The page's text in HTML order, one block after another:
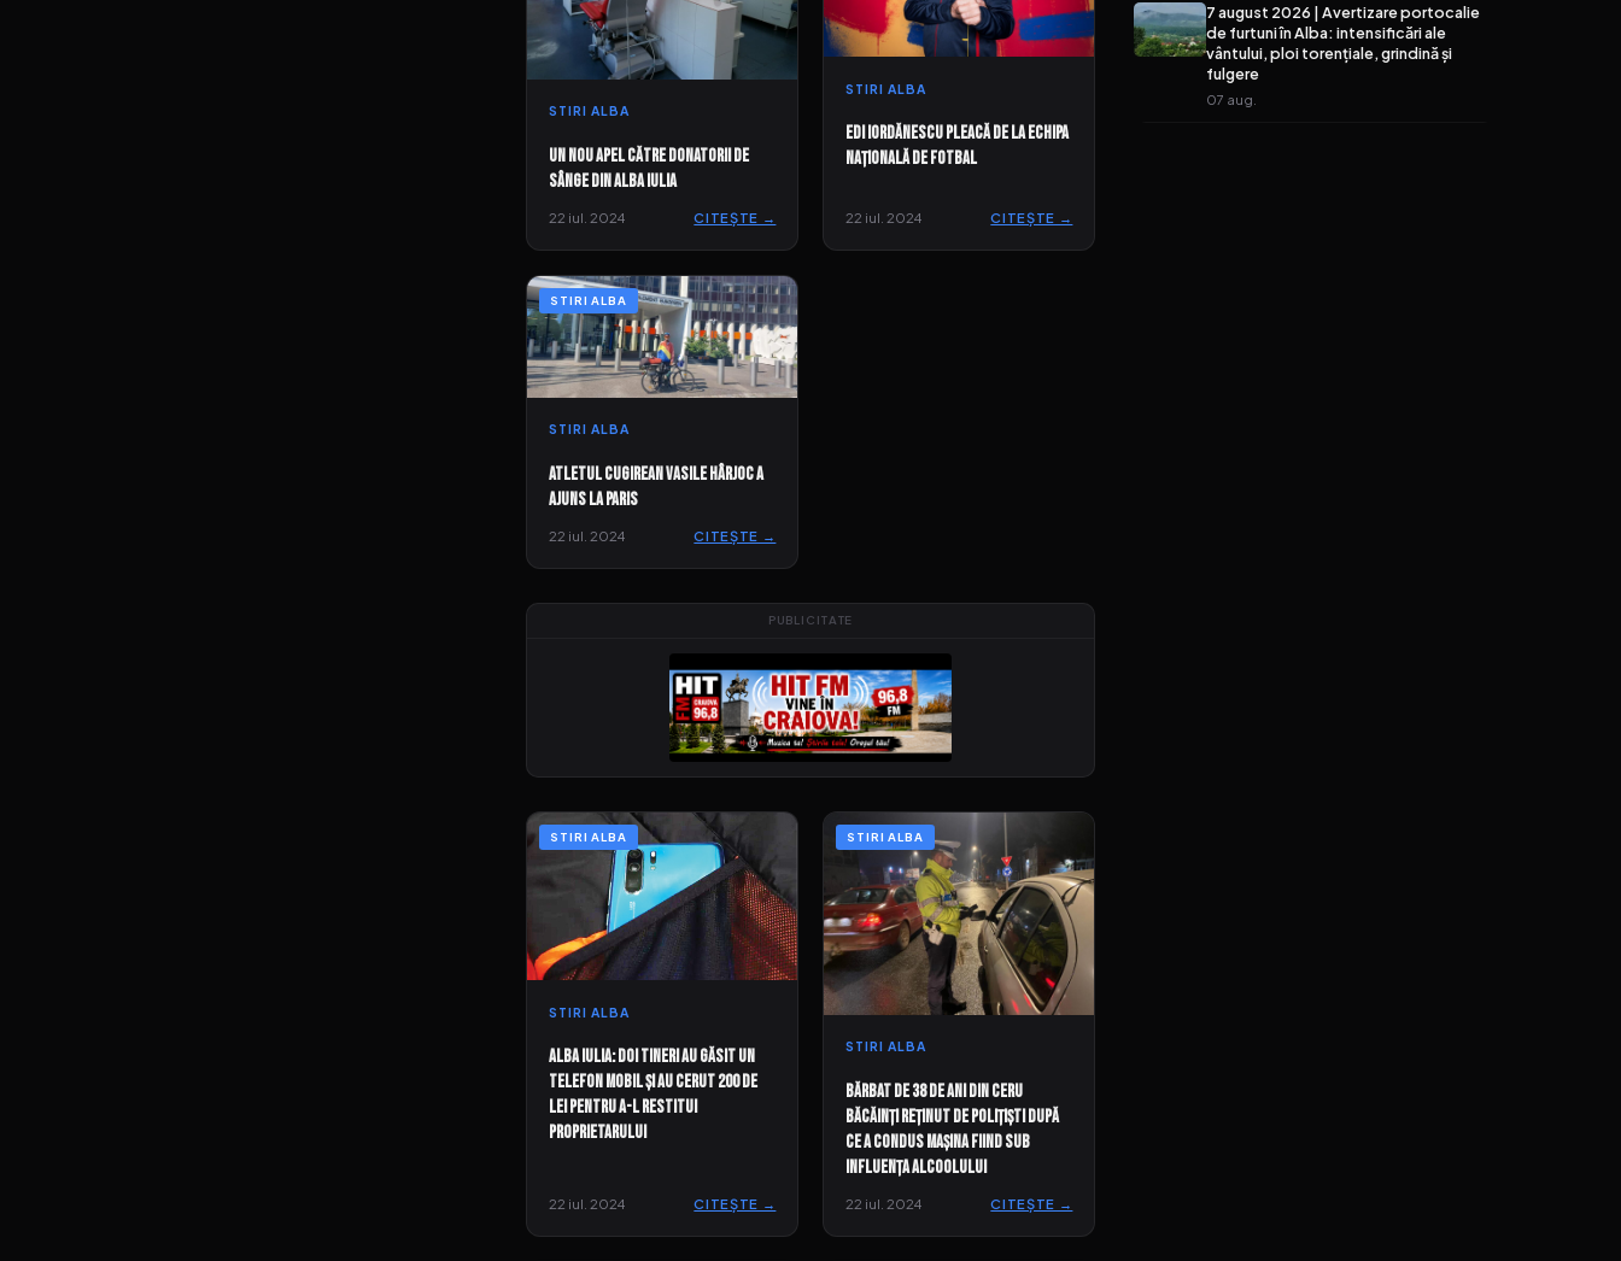
STIRI ALBA
Un nou apel către donatorii de
sânge din Alba Iulia
22 iul. 2024 CITEȘTE →
STIRI ALBA
Edi Iordănescu pleacă de la Echipa
Națională de Fotbal
22 iul. 2024 CITEȘTE →
STIRI ALBA
STIRI ALBA
Atletul cugirean Vasile Hârjoc a
ajuns la Paris
22 iul. 2024 CITEȘTE →
PUBLICITATE
STIRI ALBA
STIRI ALBA
Alba Iulia: Doi tineri au găsit un
telefon mobil și au cerut 200 de
lei pentru a-l restitui
proprietarului
22 iul. 2024 CITEȘTE →
STIRI ALBA
STIRI ALBA
Bărbat de 38 de ani din Ceru
Băcăinți reținut de polițiști după
ce a condus mașina fiind sub
influența alcoolului
22 iul. 2024 CITEȘTE →
7 august 2026 | Avertizare portocalie
de furtuni în Alba: intensificări ale
vântului, ploi torențiale, grindină și
fulgere
07 aug.